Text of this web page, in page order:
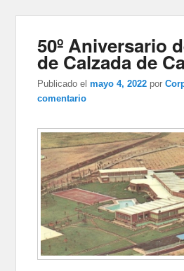
50º Aniversario
de Calzada de
Publicado el mayo 4, 2022 por
comentario